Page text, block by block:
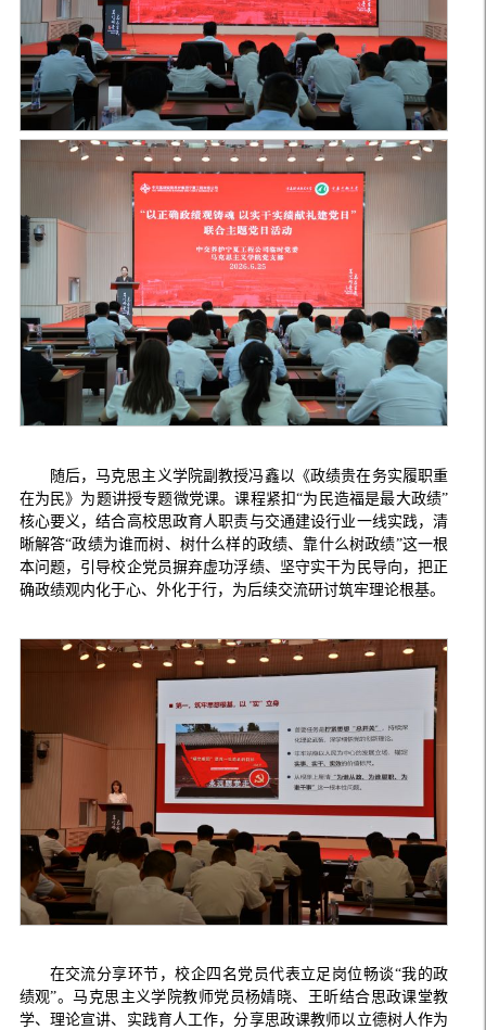
随后，马克思主义学院副教授冯鑫以《政绩贵在务实履职重
在为民》为题讲授专题微党课。课程紧扣“为民造福是最大政绩”
核心要义，结合高校思政育人职责与交通建设行业一线实践，清
晰解答“政绩为谁而树、树什么样的政绩、靠什么树政绩”这一根
本问题，引导校企党员摒弃虚功浮绩、坚守实干为民导向，把正
确政绩观内化于心、外化于行，为后续交流研讨筑牢理论根基。
在交流分享环节，校企四名党员代表立足岗位畅谈“我的政
绩观”。马克思主义学院教师党员杨婧晓、王昕结合思政课堂教
学、理论宣讲、实践育人工作，分享思政课教师以立德树人作为